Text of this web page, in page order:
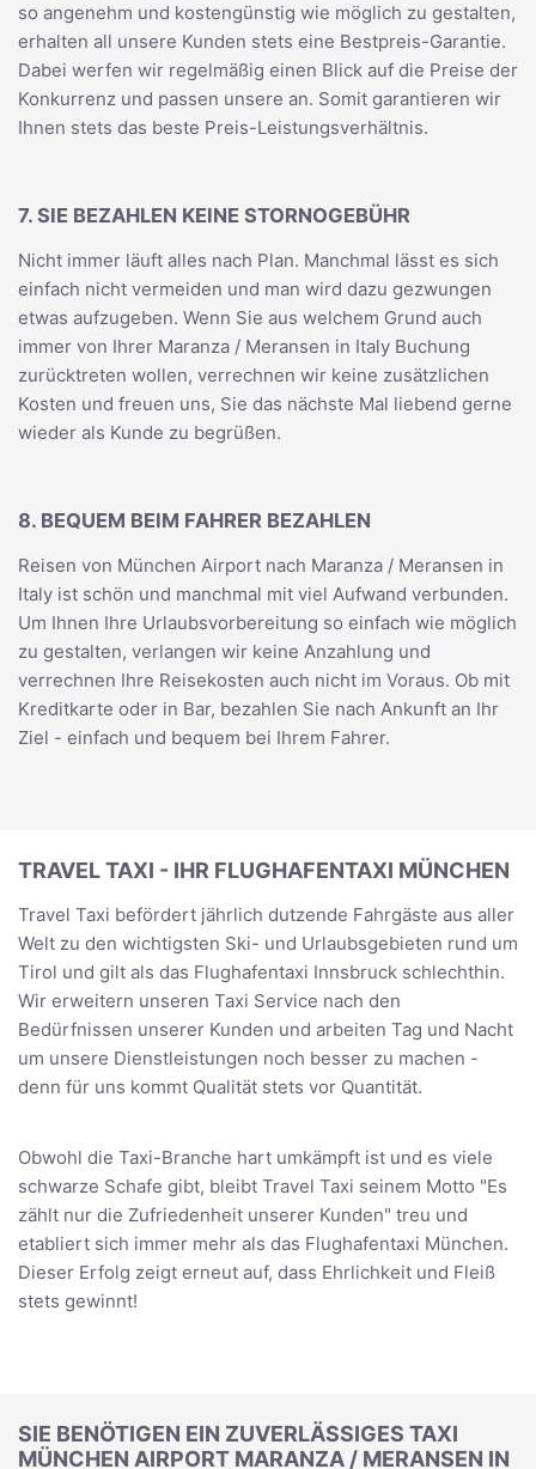
so angenehm und kostengünstig wie möglich zu gestalten,
erhalten all unsere Kunden stets eine Bestpreis-Garantie.
Dabei werfen wir regelmäßig einen Blick auf die Preise der
Konkurrenz und passen unsere an. Somit garantieren wir
Ihnen stets das beste Preis-Leistungsverhältnis.
7. SIE BEZAHLEN KEINE STORNOGEBÜHR
Nicht immer läuft alles nach Plan. Manchmal lässt es sich
einfach nicht vermeiden und man wird dazu gezwungen
etwas aufzugeben. Wenn Sie aus welchem Grund auch
immer von Ihrer Maranza / Meransen in Italy Buchung
zurücktreten wollen, verrechnen wir keine zusätzlichen
Kosten und freuen uns, Sie das nächste Mal liebend gerne
wieder als Kunde zu begrüßen.
8. BEQUEM BEIM FAHRER BEZAHLEN
Reisen von München Airport nach Maranza / Meransen in
Italy ist schön und manchmal mit viel Aufwand verbunden.
Um Ihnen Ihre Urlaubsvorbereitung so einfach wie möglich
zu gestalten, verlangen wir keine Anzahlung und
verrechnen Ihre Reisekosten auch nicht im Voraus. Ob mit
Kreditkarte oder in Bar, bezahlen Sie nach Ankunft an Ihr
Ziel - einfach und bequem bei Ihrem Fahrer.
TRAVEL TAXI - IHR FLUGHAFENTAXI MÜNCHEN
Travel Taxi befördert jährlich dutzende Fahrgäste aus aller
Welt zu den wichtigsten Ski- und Urlaubsgebieten rund um
Tirol und gilt als das Flughafentaxi Innsbruck schlechthin.
Wir erweitern unseren Taxi Service nach den
Bedürfnissen unserer Kunden und arbeiten Tag und Nacht
um unsere Dienstleistungen noch besser zu machen -
denn für uns kommt Qualität stets vor Quantität.
Obwohl die Taxi-Branche hart umkämpft ist und es viele
schwarze Schafe gibt, bleibt Travel Taxi seinem Motto "Es
zählt nur die Zufriedenheit unserer Kunden" treu und
etabliert sich immer mehr als das Flughafentaxi München.
Dieser Erfolg zeigt erneut auf, dass Ehrlichkeit und Fleiß
stets gewinnt!
SIE BENÖTIGEN EIN ZUVERLÄSSIGES TAXI
MÜNCHEN AIRPORT MARANZA / MERANSEN IN